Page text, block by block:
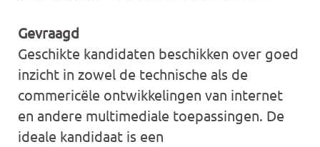
Gevraagd
Geschikte kandidaten beschikken over goed
inzicht in zowel de technische als de
commericële ontwikkelingen van internet
en andere multimediale toepassingen. De
ideale kandidaat is een